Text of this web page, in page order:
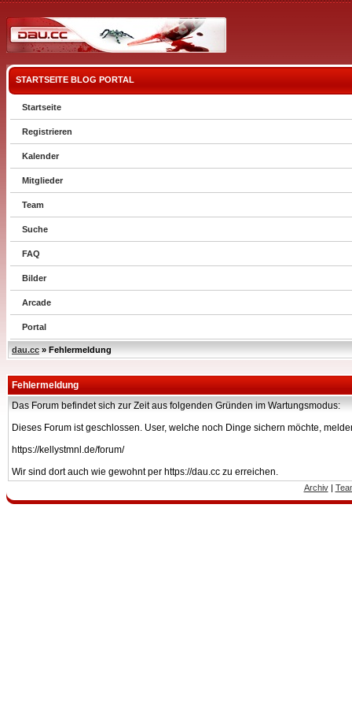
STARTSEITE BLOG PORTAL
Startseite
Registrieren
Kalender
Mitglieder
Team
Suche
FAQ
Bilder
Arcade
Portal
dau.cc » Fehlermeldung
Fehlermeldung
Das Forum befindet sich zur Zeit aus folgenden Gründen im Wartungsmodus:
Dieses Forum ist geschlossen. User, welche noch Dinge sichern möchte,
https://kellystmnl.de/forum/
Wir sind dort auch wie gewohnt per https://dau.cc zu erreichen.
Archiv|